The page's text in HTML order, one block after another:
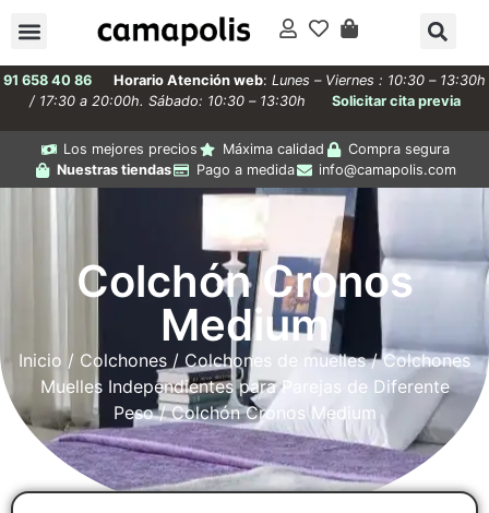
91 658 40 86 Horario Atención web: Lunes – Viernes : 10:30 – 13:30h
/ 17:30 a 20:00h. Sábado: 10:30 – 13:30h
Solicitar cita previa
Los mejores precios Máxima calidad
Compra segura
Nuestras tiendas
Pago a medida info@camapolis.com
Colchón Cronos
Medium
Inicio / Colchones / Colchones de muelles/Colchones
Muelles Independientes para Parejas de Diferente
Peso/ Colchón Cronos Medium